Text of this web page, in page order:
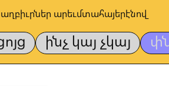
արեւմտահայերէնով
ինչ կայ չկայ